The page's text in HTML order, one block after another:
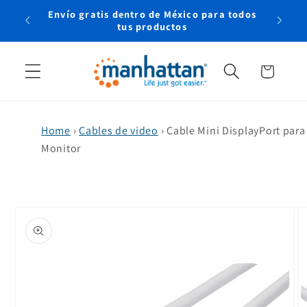
directamente
Envío gratis dentro de México para todos
tus productos
Carrito
Home ›Cables de video ›Cable Mini DisplayPort para
Monitor
a la
información